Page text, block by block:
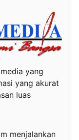
yang
yang akurat
luas
menjalankan